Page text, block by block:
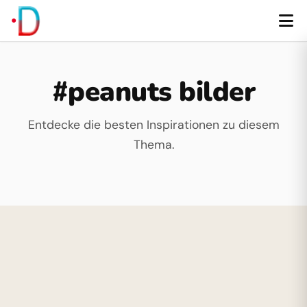
#peanuts bilder
Entdecke die besten Inspirationen zu diesem
Thema.